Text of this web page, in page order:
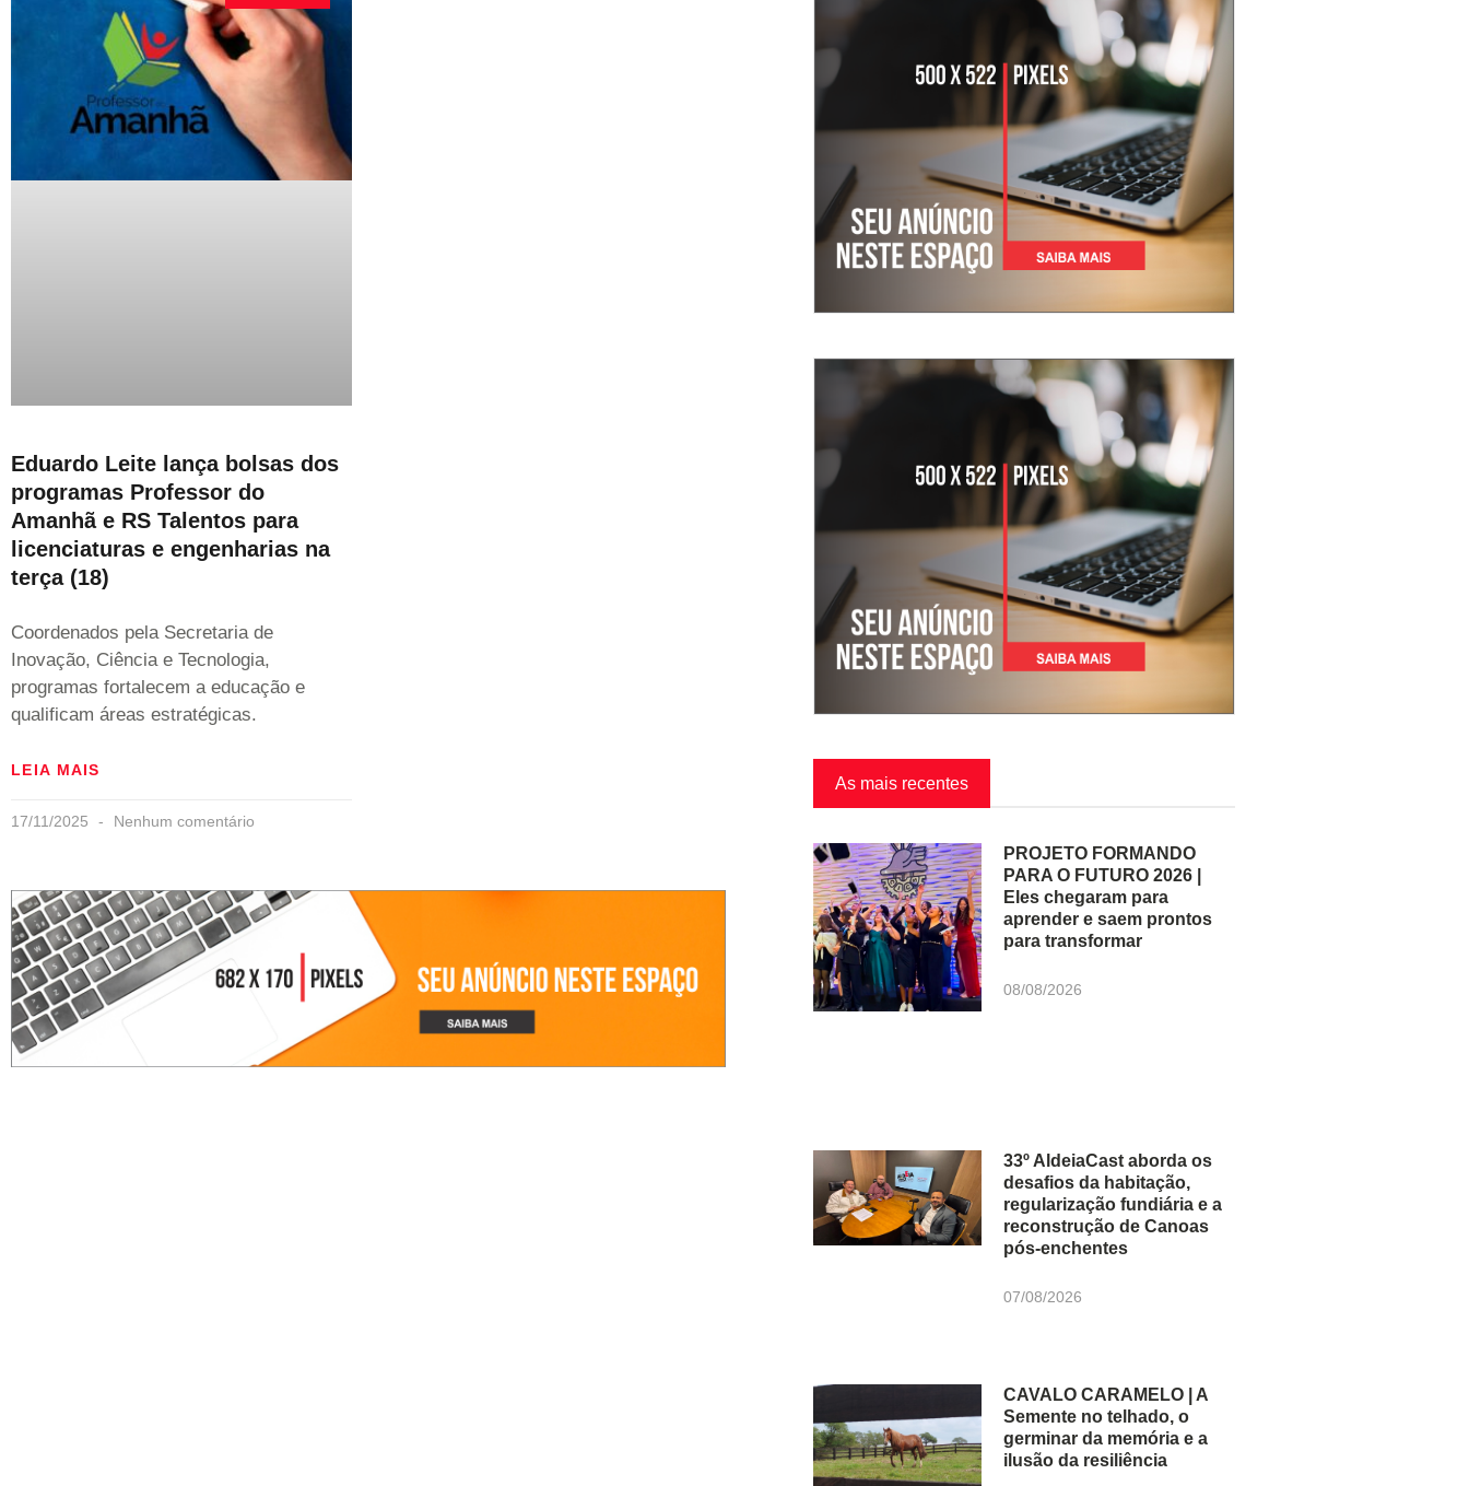
Eduardo Leite lança bolsas dos
programas Professor do
Amanhã e RS Talentos para
licenciaturas e engenharias na
terça (18)
Coordenados pela Secretaria de
Inovação, Ciência e Tecnologia,
programas fortalecem a educação e
qualificam áreas estratégicas.
LEIA MAIS
17/11/2025 Nenhum comentário
As mais recentes
PROJETO FORMANDO
PARA O FUTURO 2026 |
Eles chegaram para
aprender e saem prontos
para transformar
08/08/2026
33º AldeiaCast aborda os
desafios da habitação,
regularização fundiária e a
reconstrução de Canoas
pós-enchentes
07/08/2026
CAVALO CARAMELO | A
Semente no telhado, o
germinar da memória e a
ilusão da resiliência